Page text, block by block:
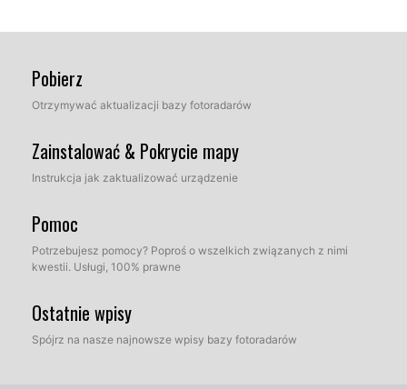
Pobierz
Otrzymywać aktualizacji bazy fotoradarów
Zainstalować & Pokrycie mapy
Instrukcja jak zaktualizować urządzenie
Pomoc
Potrzebujesz pomocy? Poproś o wszelkich związanych z nimi
kwestii. Usługi, 100% prawne
Ostatnie wpisy
Spójrz na nasze najnowsze wpisy bazy fotoradarów